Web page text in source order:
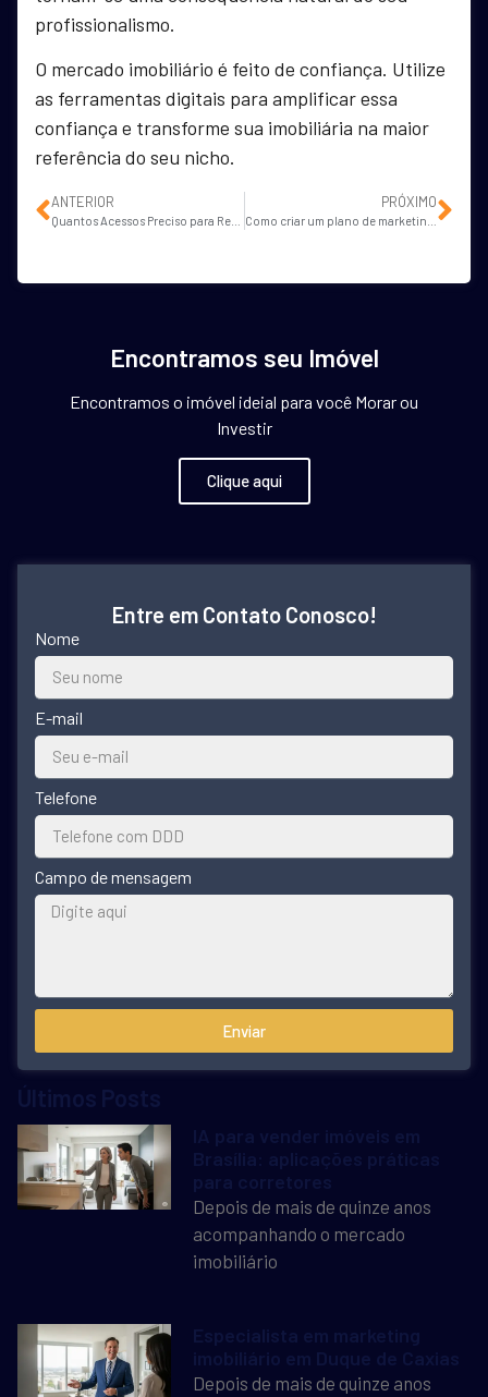
profissionalismo.
O mercado imobiliário é feito de confiança. Utilize
as ferramentas digitais para amplificar essa
confiança e transforme sua imobiliária na maior
referência do seu nicho.
ANTERIOR PRÓXIMO
Encontramos seu Imóvel
Encontramos o imóvel ideial para você Morar ou
Investir
Clique aqui
Entre em Contato Conosco!
Nome
E-mail
Telefone
Campo de mensagem
Enviar
Últimos Posts
IA para vender imóveis em
Brasília: aplicações práticas
para corretores
Depois de mais de quinze anos
acompanhando o mercado
imobiliário
Especialista em marketing
imobiliário em Duque de Caxias
Depois de mais de quinze anos